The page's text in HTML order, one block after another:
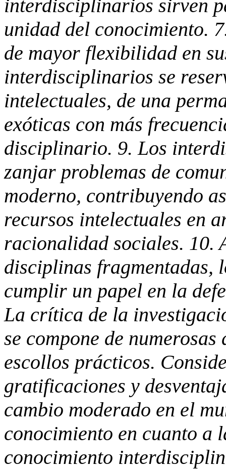
interdisciplinarios sirven
unidad del conocimiento.
de mayor flexibilidad en
interdisciplinarios se
intelectuales, de una
exóticas con más
disciplinario. 9. Los
zanjar problemas de
moderno, contribuyendo
recursos intelectuales en
racionalidad sociales. 10.
disciplinas fragmentadas,
cumplir un papel en la
La crítica de la
se compone de
escollos prácticos.
gratificaciones y
cambio moderado en el
conocimiento en cuanto a
conocimiento